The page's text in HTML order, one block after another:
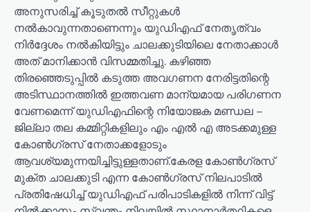
അനുസരിച്ച് കൂടുതൽ സീറ്റുകൾ
നൽകാവുന്നതാണെന്നും യുഡിഎഫ് നേതൃത്വം
നിർദ്ദേശം നൽകിയിട്ടും ചാലക്കുടിയിലെ നേതാക്കാൾ
അത് മാനിക്കാൻ വിസമ്മതിച്ചു. കഴിഞ്ഞ
തിരഞ്ഞെടുപ്പിൽ കടുത്ത അവഗണന നേരിട്ടതിന്റെ
അടിസ്ഥാനത്തിൽ ഇത്തവണ മാന്യമായ പരിഗണന
വേണമെന്ന് യുഡിഎഫിന്റെ നിയോജക മണ്ഡല –
ജില്ലാ തല കമ്മിറ്റികളിലും എം എൽ എ അടക്കമുള്ള
കോൺഗ്രസ് നേതാക്കളോടും
ആവശ്യമുന്നയിച്ചിട്ടുള്ളതാണ്.കേരള കോൺഗ്രസ്
മുക്ത ചാലക്കുടി എന്ന കോൺഗ്രസ് നിലപാടിൽ
പ്രതിഷേധിച്ച് യുഡിഎഫ് പരിപാടികളിൽ നിന്ന് വിട്ട്